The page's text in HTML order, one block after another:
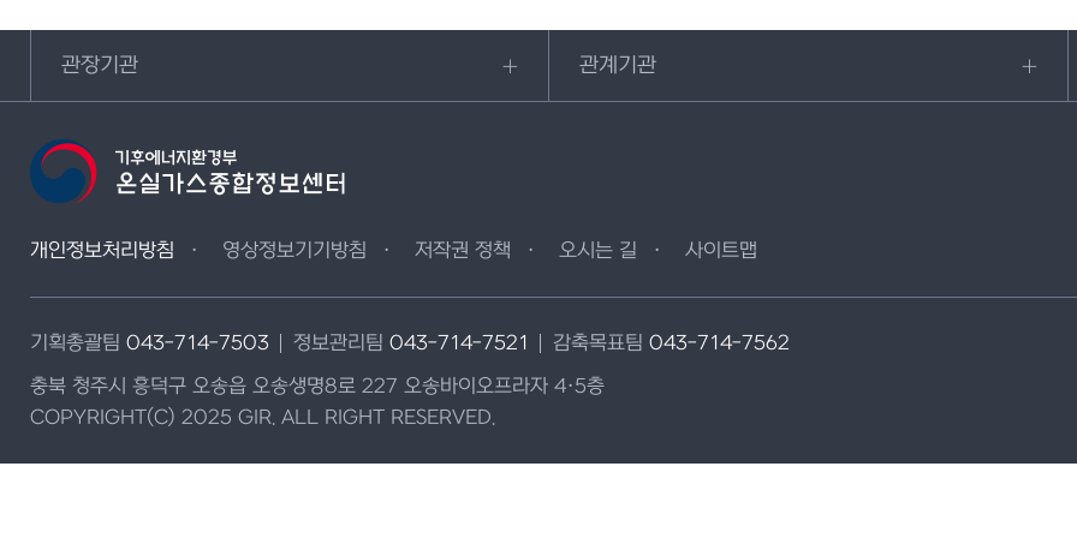
관장기관 관계기관
개인정보처리방침 영상정보기기방침 저작권 정책 오시는 길 사이트맵
기획총괄팀 043-714-7503 정보관리팀 043-714-7521 감축목표팀 043-714-7562
충북 청주시 흥덕구 오송읍 오송생명8로 227 오송바이오프라자 4·5층
COPYRIGHT(C) 2025 GIR. ALL RIGHT RESERVED.